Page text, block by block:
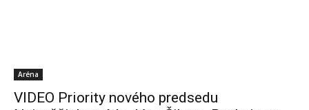
Aréna
VIDEO Priority nového predsedu